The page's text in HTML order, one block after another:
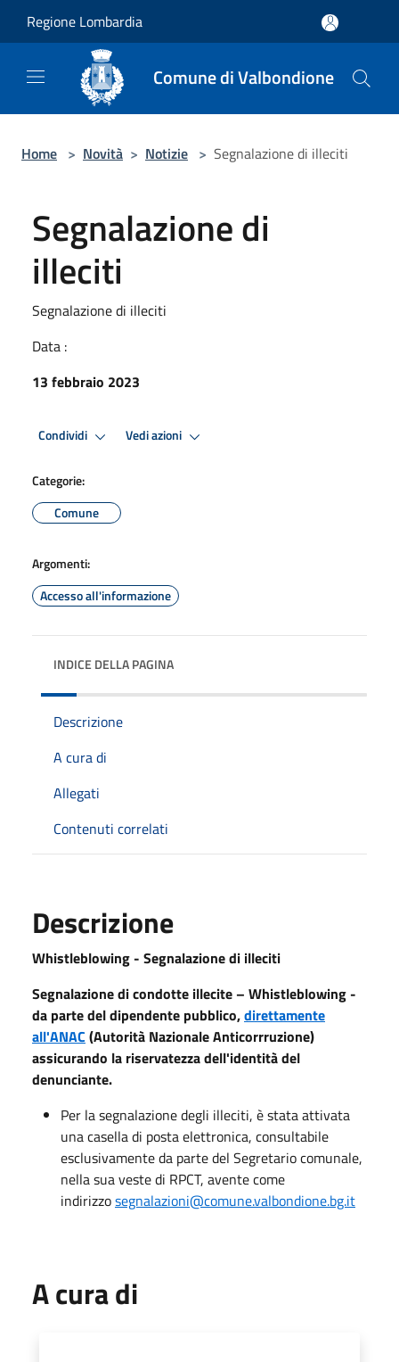
Regione Lombardia
Comune di Valbondione
Home > Novità > Notizie > Segnalazione di illeciti
Segnalazione di
illeciti
Segnalazione di illeciti
Data :
13 febbraio 2023
Condividi Vedi azioni
Categorie:
Comune
Argomenti:
Accesso all'informazione
INDICE DELLA PAGINA
Descrizione
A cura di
Allegati
Contenuti correlati
Descrizione
Whistleblowing - Segnalazione di illeciti
Segnalazione di condotte illecite – Whistleblowing -
da parte del dipendente pubblico,direttamente
all'ANAC (Autorità Nazionale Anticorrruzione)
assicurando la riservatezza dell'identità del
denunciante.
Per la segnalazione degli illeciti, è stata attivata
una casella di posta elettronica, consultabile
esclusivamente da parte del Segretario comunale,
nella sua veste di RPCT, avente come
indirizzosegnalazioni@comune.valbondione.bg.it
A cura di